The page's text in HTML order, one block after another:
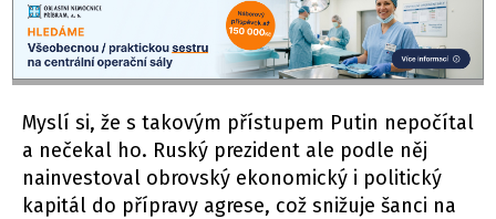
Myslí si, že s takovým přístupem Putin nepočítal
a nečekal ho. Ruský prezident ale podle něj
nainvestoval obrovský ekonomický i politický
kapitál do přípravy agrese, což snižuje šanci na